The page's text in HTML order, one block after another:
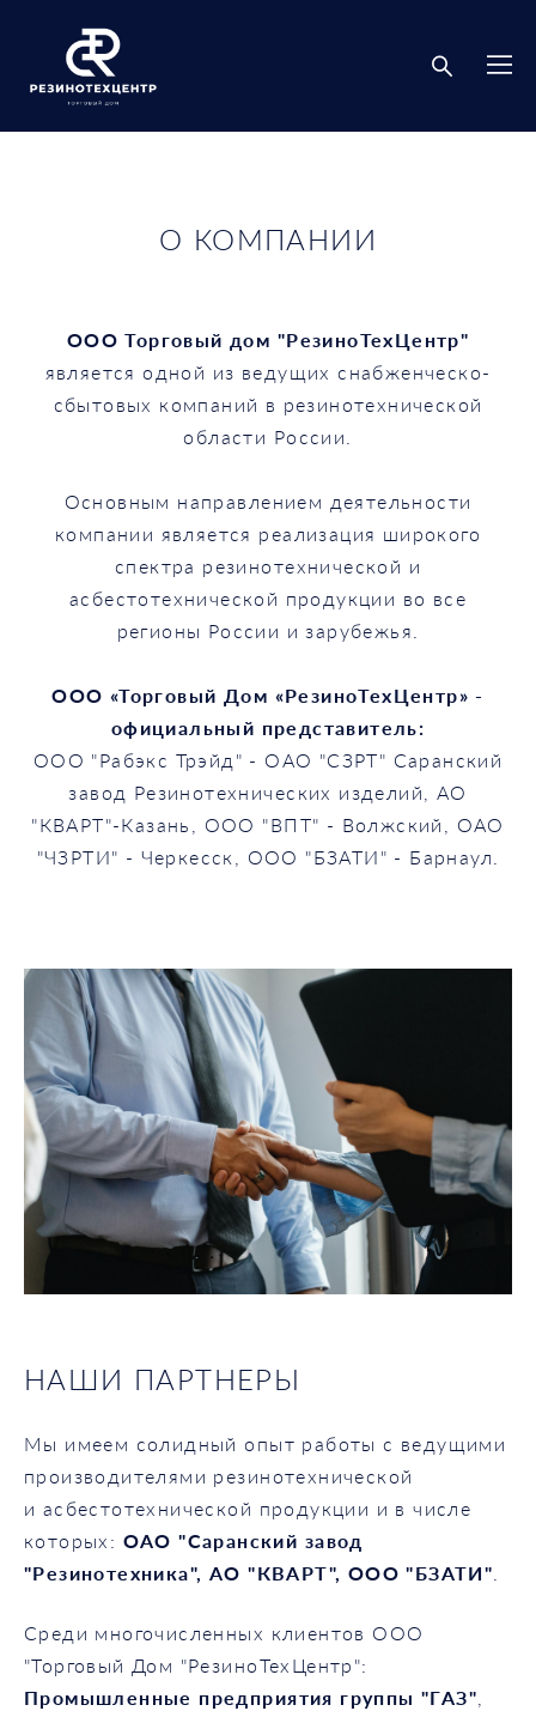
О КОМПАНИИ
ООО Торговый дом "РезиноТехЦентр"
является одной из ведущих снабженческо-
сбытовых компаний в резинотехнической
области России.
Основным направлением деятельности
компании является реализация широкого
спектра резинотехнической и
асбестотехнической продукции во все
регионы России и зарубежья.
ООО «Торговый Дом «РезиноТехЦентр» -
официальный представитель:
ООО "Рабэкс Трэйд" - ОАО "СЗРТ" Саранский
завод Резинотехнических изделий, АО
"КВАРТ"-Казань, ООО "ВПТ" - Волжский, ОАО
"ЧЗРТИ" - Черкесск, ООО "БЗАТИ" - Барнаул.
НАШИ ПАРТНЕРЫ
Мы имеем солидный опыт работы с ведущими
производителями резинотехнической
и асбестотехнической продукции и в числе
которых: ОАО "Саранский завод
"Резинотехника", АО "КВАРТ", ООО "БЗАТИ"
Среди многочисленных клиентов ООО
"Торговый Дом "РезиноТехЦентр":
Промышленные предприятия группы "ГАЗ"